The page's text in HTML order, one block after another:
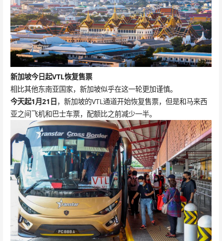
新加坡今日起VTL恢复售票
相比其他东南亚国家，新加坡似乎在这一轮更加谨慎。
今天起1月21日，新加坡的VTL通道开始恢复售票，但是和马来西
亚之间飞机和巴士车票，配额比之前减少一半。